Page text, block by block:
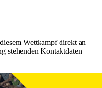
Wettkampf direkt an
stehenden Kontaktdaten